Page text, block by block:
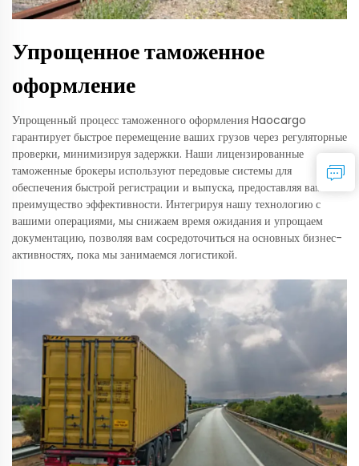
Упрощенное таможенное
оформление
Упрощенный процесс таможенного оформления Haocargo
гарантирует быстрое перемещение ваших грузов через регуляторные
проверки, минимизируя задержки. Наши лицензированные
таможенные брокеры используют передовые системы для
обеспечения быстрой регистрации и выпуска, предоставляя вам
преимущество эффективности. Интегрируя нашу технологию с
вашими операциями, мы снижаем время ожидания и упрощаем
документацию, позволяя вам сосредоточиться на основных бизнес-
активностях, пока мы занимаемся логистикой.